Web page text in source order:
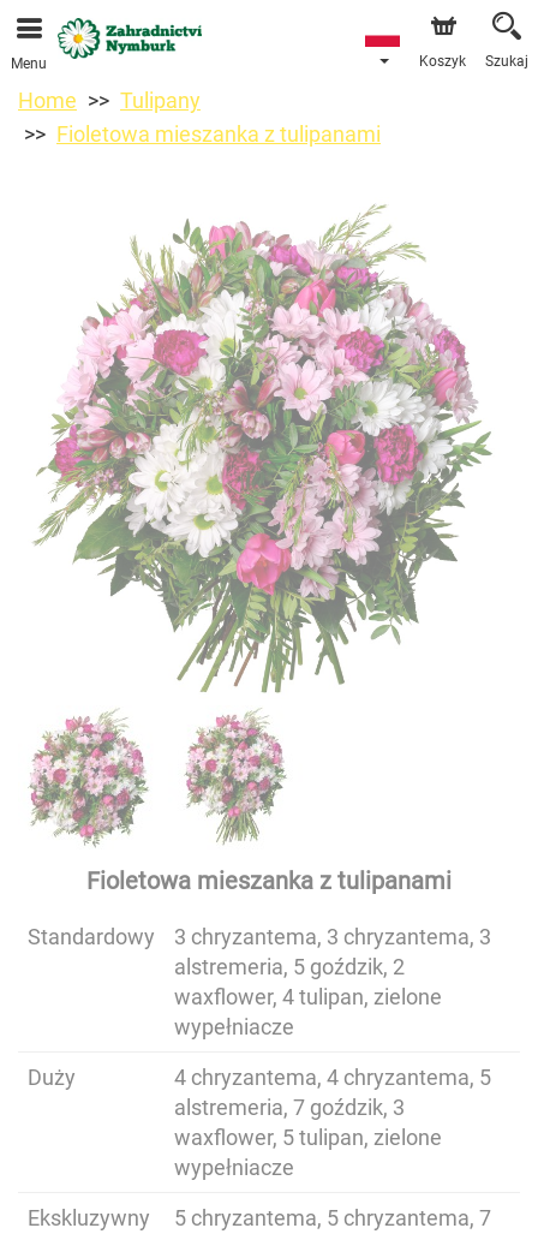
Przyjmujemy zamówienia za pośrednictwem naszego
sklepu internetowego. Najbliższy możliwy termin dostawy
to 11.08.2026 z powodu urlopu.
Menu Koszyk Szukaj
Home
Tulipany
Fioletowa mieszanka z tulipanami
Fioletowa mieszanka z tulipanami
Standardowy
3 chryzantema, 3 chryzantema, 3
alstremeria, 5 goździk, 2
waxflower, 4 tulipan, zielone
wypełniacze
Duży
4 chryzantema, 4 chryzantema, 5
alstremeria, 7 goździk, 3
waxflower, 5 tulipan, zielone
wypełniacze
Ekskluzywny
5 chryzantema, 5 chryzantema, 7